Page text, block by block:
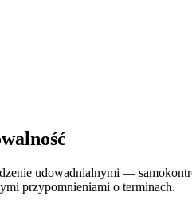
udowadnialnymi —
przypomnieniami o terminach.